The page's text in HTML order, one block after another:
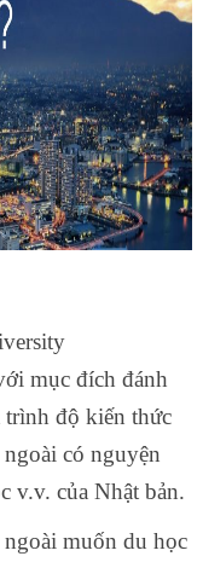
mục đích đánh
trình độ kiến thức
có nguyện
v.v. của Nhật bản.
muốn du học